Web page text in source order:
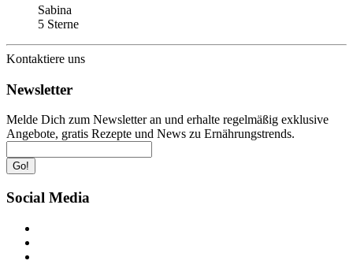
Sabina
5 Sterne
Kontaktiere uns
Newsletter
Melde Dich zum Newsletter an und erhalte regelmäßig exklusive
Angebote, gratis Rezepte und News zu Ernährungstrends.
Go!
Social Media